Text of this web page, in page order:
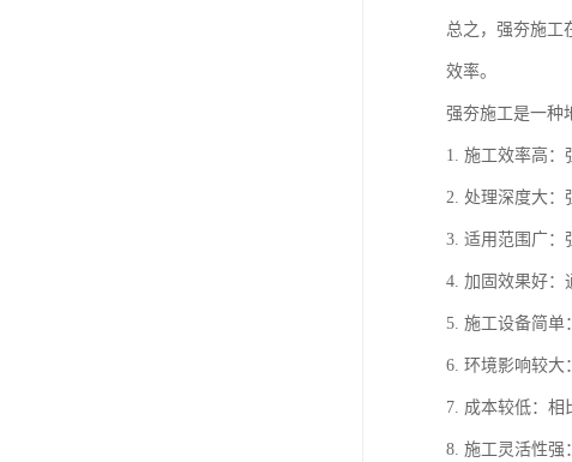
总之，强夯施工
效率。
强夯施工是一种
1. 施工效率高：
2. 处理深度大：
3. 适用范围广：
4. 加固效果好：
5. 施工设备简单
6. 环境影响较大
7. 成本较低：相
8. 施工灵活性强